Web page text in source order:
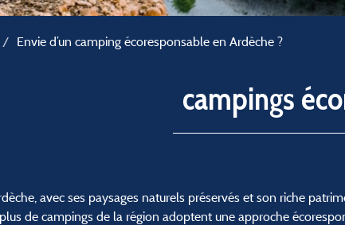
Envie d’un camping écoresponsable en Ardèche ?
campings
avec ses paysages naturels préservés et son riche
de campings de la région adoptent une approche